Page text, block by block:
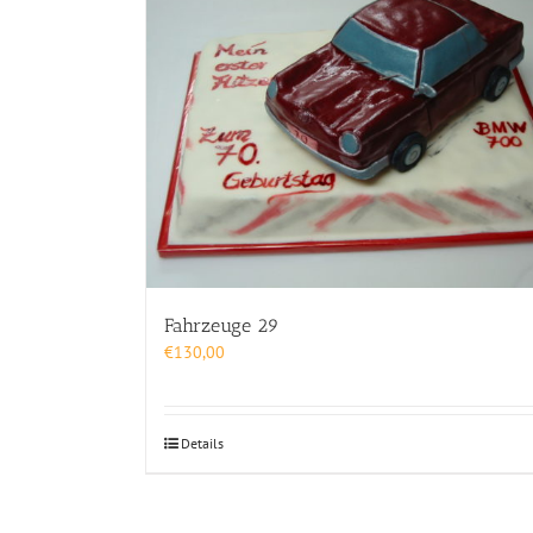
Fahrzeuge 29
€130,00
Details